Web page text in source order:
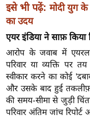
मि
सा
ल
श
ख्सि
य
त
यं
ग
इसे भी पढ़ें: मोदी युग के
का उदय
एयर इंडिया ने साफ़
आरोप के जवाब में
परिवार या व्यक्ति
स्वीकार करने का कोई
और उसके बाद हुई
की समय-सीमा से जुड़ी
परिवार अंतिम जांच